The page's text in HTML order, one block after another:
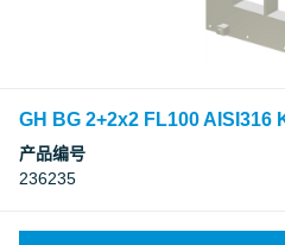
GH BG 2+2x2 FL100 AISI316
产品编号
236235